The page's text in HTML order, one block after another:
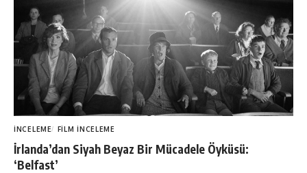
İNCELEME FILM İNCELEME
İrlanda’dan Siyah Beyaz Bir Mücadele Öyküsü:
‘Belfast’